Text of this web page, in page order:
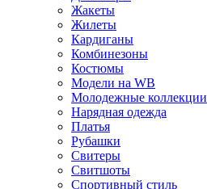
Жакеты
Жилеты
Кардиганы
Комбинезоны
Костюмы
Модели на WB
Молодежные коллекции
Нарядная одежда
Платья
Рубашки
Свитеры
Свитшоты
Спортивный стиль